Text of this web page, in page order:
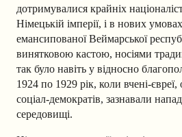
дотримувалися крайніх
Німецькій імперії, і в нових умовах
емансипованої Веймарської
винятковою кастою, носіями
так було навіть у відносно
1924 по 1929 рік, коли вчені-
соціал-демократів, зазнавали
середовищі.